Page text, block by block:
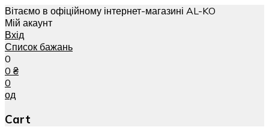
Вітаємо в офіційному інтернет-магазині AL-KO
Мій акаунт
Вхід
Список бажань
0
0 ₴
0
од
Cart